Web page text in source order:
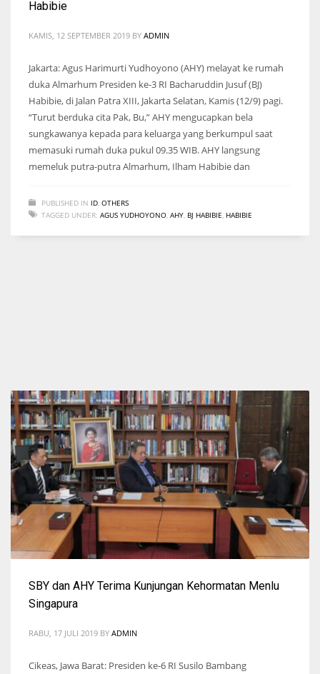
Habibie
KAMIS, 12 SEPTEMBER 2019 BY ADMIN
Jakarta: Agus Harimurti Yudhoyono (AHY) melayat ke rumah
duka Almarhum Presiden ke-3 RI Bacharuddin Jusuf (BJ)
Habibie, di Jalan Patra XIII, Jakarta Selatan, Kamis (12/9) pagi.
“Turut berduka cita Pak, Bu,” AHY mengucapkan bela
sungkawanya kepada para keluarga yang berkumpul saat
memasuki rumah duka pukul 09.35 WIB. AHY langsung
memeluk putra-putra Almarhum, Ilham Habibie dan
PUBLISHED IN ID OTHERS
TAGGED UNDER: AGUS YUDHOYONO AHY BJ HABIBIE HABIBIE
SBY dan AHY Terima Kunjungan Kehormatan Menlu
Singapura
RABU, 17 JULI 2019 BY ADMIN
Cikeas, Jawa Barat: Presiden ke-6 RI Susilo Bambang